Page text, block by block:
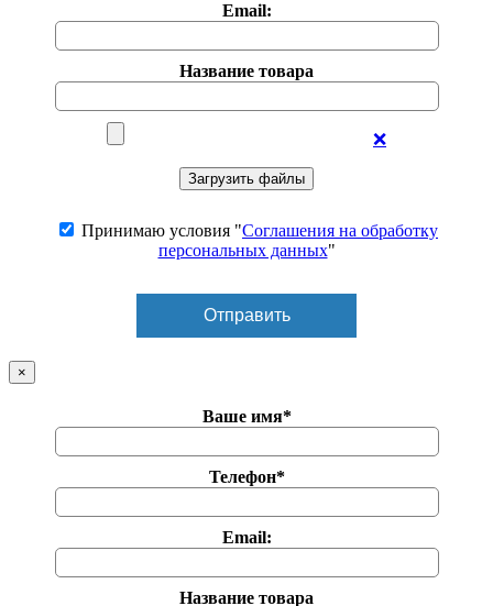
Email:
Название товара
❌
Принимаю условия "Соглашения на обработку
персональных данных"
×
Ваше имя*
Телефон*
Email:
Название товара